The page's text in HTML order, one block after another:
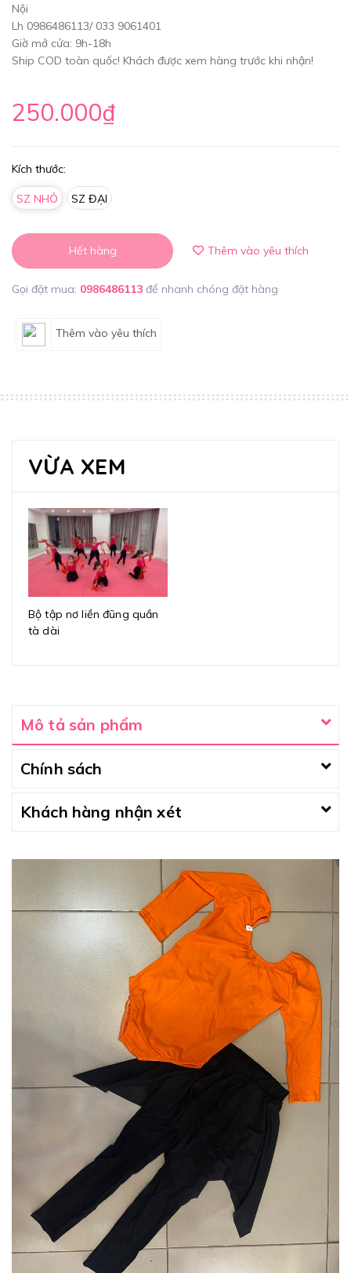
Nội
Lh 0986486113/ 033 9061401
Giờ mở cửa: 9h-18h
Ship COD toàn quốc! Khách được xem hàng trước khi nhận!
250.000₫
Kích thước:
SZ NHỎ SZ ĐẠI
Hết hàng Thêm vào yêu thích
Gọi đặt mua: 0986486113 để nhanh chóng đặt hàng
Thêm vào yêu thích
VỪA XEM
Bộ tập nơ liền đũng quần
tà dài
Mô tả sản phẩm
Chính sách
Khách hàng nhận xét